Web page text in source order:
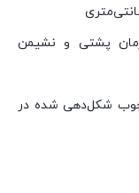
پشتی و نشیمن
شکل‌دهی شده در